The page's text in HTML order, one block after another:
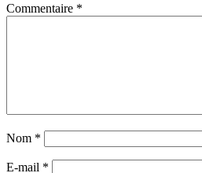
Commentaire *
Nom *
E-mail *